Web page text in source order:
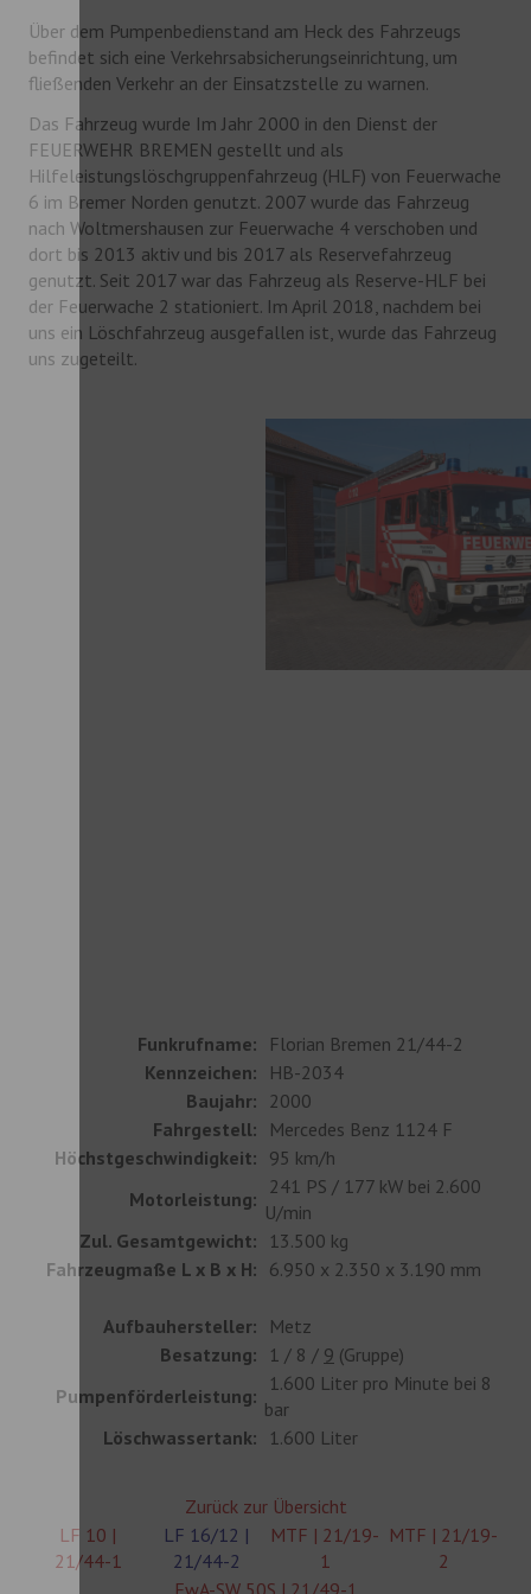
Über dem Pumpenbedienstand am Heck des Fahrzeugs
befindet sich eine Verkehrsabsicherungseinrichtung, um
fließenden Verkehr an der Einsatzstelle zu warnen.
Das Fahrzeug wurde Im Jahr 2000 in den Dienst der
FEUERWEHR BREMEN gestellt und als
Hilfeleistungslöschgruppenfahrzeug (HLF) von Feuerwache
6 im Bremer Norden genutzt. 2007 wurde das Fahrzeug
nach Woltmershausen zur Feuerwache 4 verschoben und
dort bis 2013 aktiv und bis 2017 als Reservefahrzeug
genutzt. Seit 2017 war das Fahrzeug als Reserve-HLF bei
der Feuerwache 2 stationiert. Im April 2018, nachdem bei
uns ein Löschfahrzeug ausgefallen ist, wurde das Fahrzeug
uns zugeteilt.
Funkrufname:
Florian Bremen 21/44-2
Kennzeichen:
HB-2034
Baujahr: 2000
Fahrgestell:
Mercedes Benz 1124 F
Höchstgeschwindigkeit: 95 km/h
Motorleistung:
241 PS / 177 kW bei 2.600
U/min
Zul. Gesamtgewicht:
13.500 kg
Fahrzeugmaße L x B x H: 6.950 x 2.350 x 3.190 mm
Aufbauhersteller:
Metz
Besatzung:
1 / 8 / 9 (Gruppe)
Pumpenförderleistung:
1.600 Liter pro Minute bei 8
bar
Löschwassertank:
1.600 Liter
Zurück zur Übersicht
LF 10 |
21/44-1
LF 16/12 |
21/44-2
MTF | 21/19-
1
MTF | 21/19-
2
FwA-SW 50S | 21/49-1